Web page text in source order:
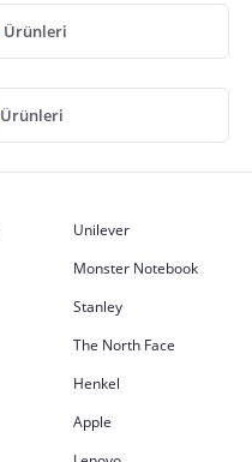
Ürünleri
Ürünleri
Unilever
Monster Notebook
Stanley
The North Face
Henkel
Apple